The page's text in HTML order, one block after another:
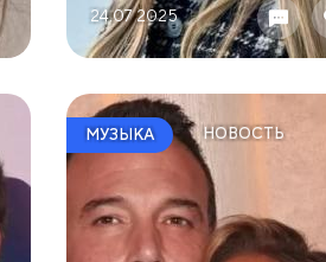
24.07 2025
МУЗЫКА НОВОСТЬ